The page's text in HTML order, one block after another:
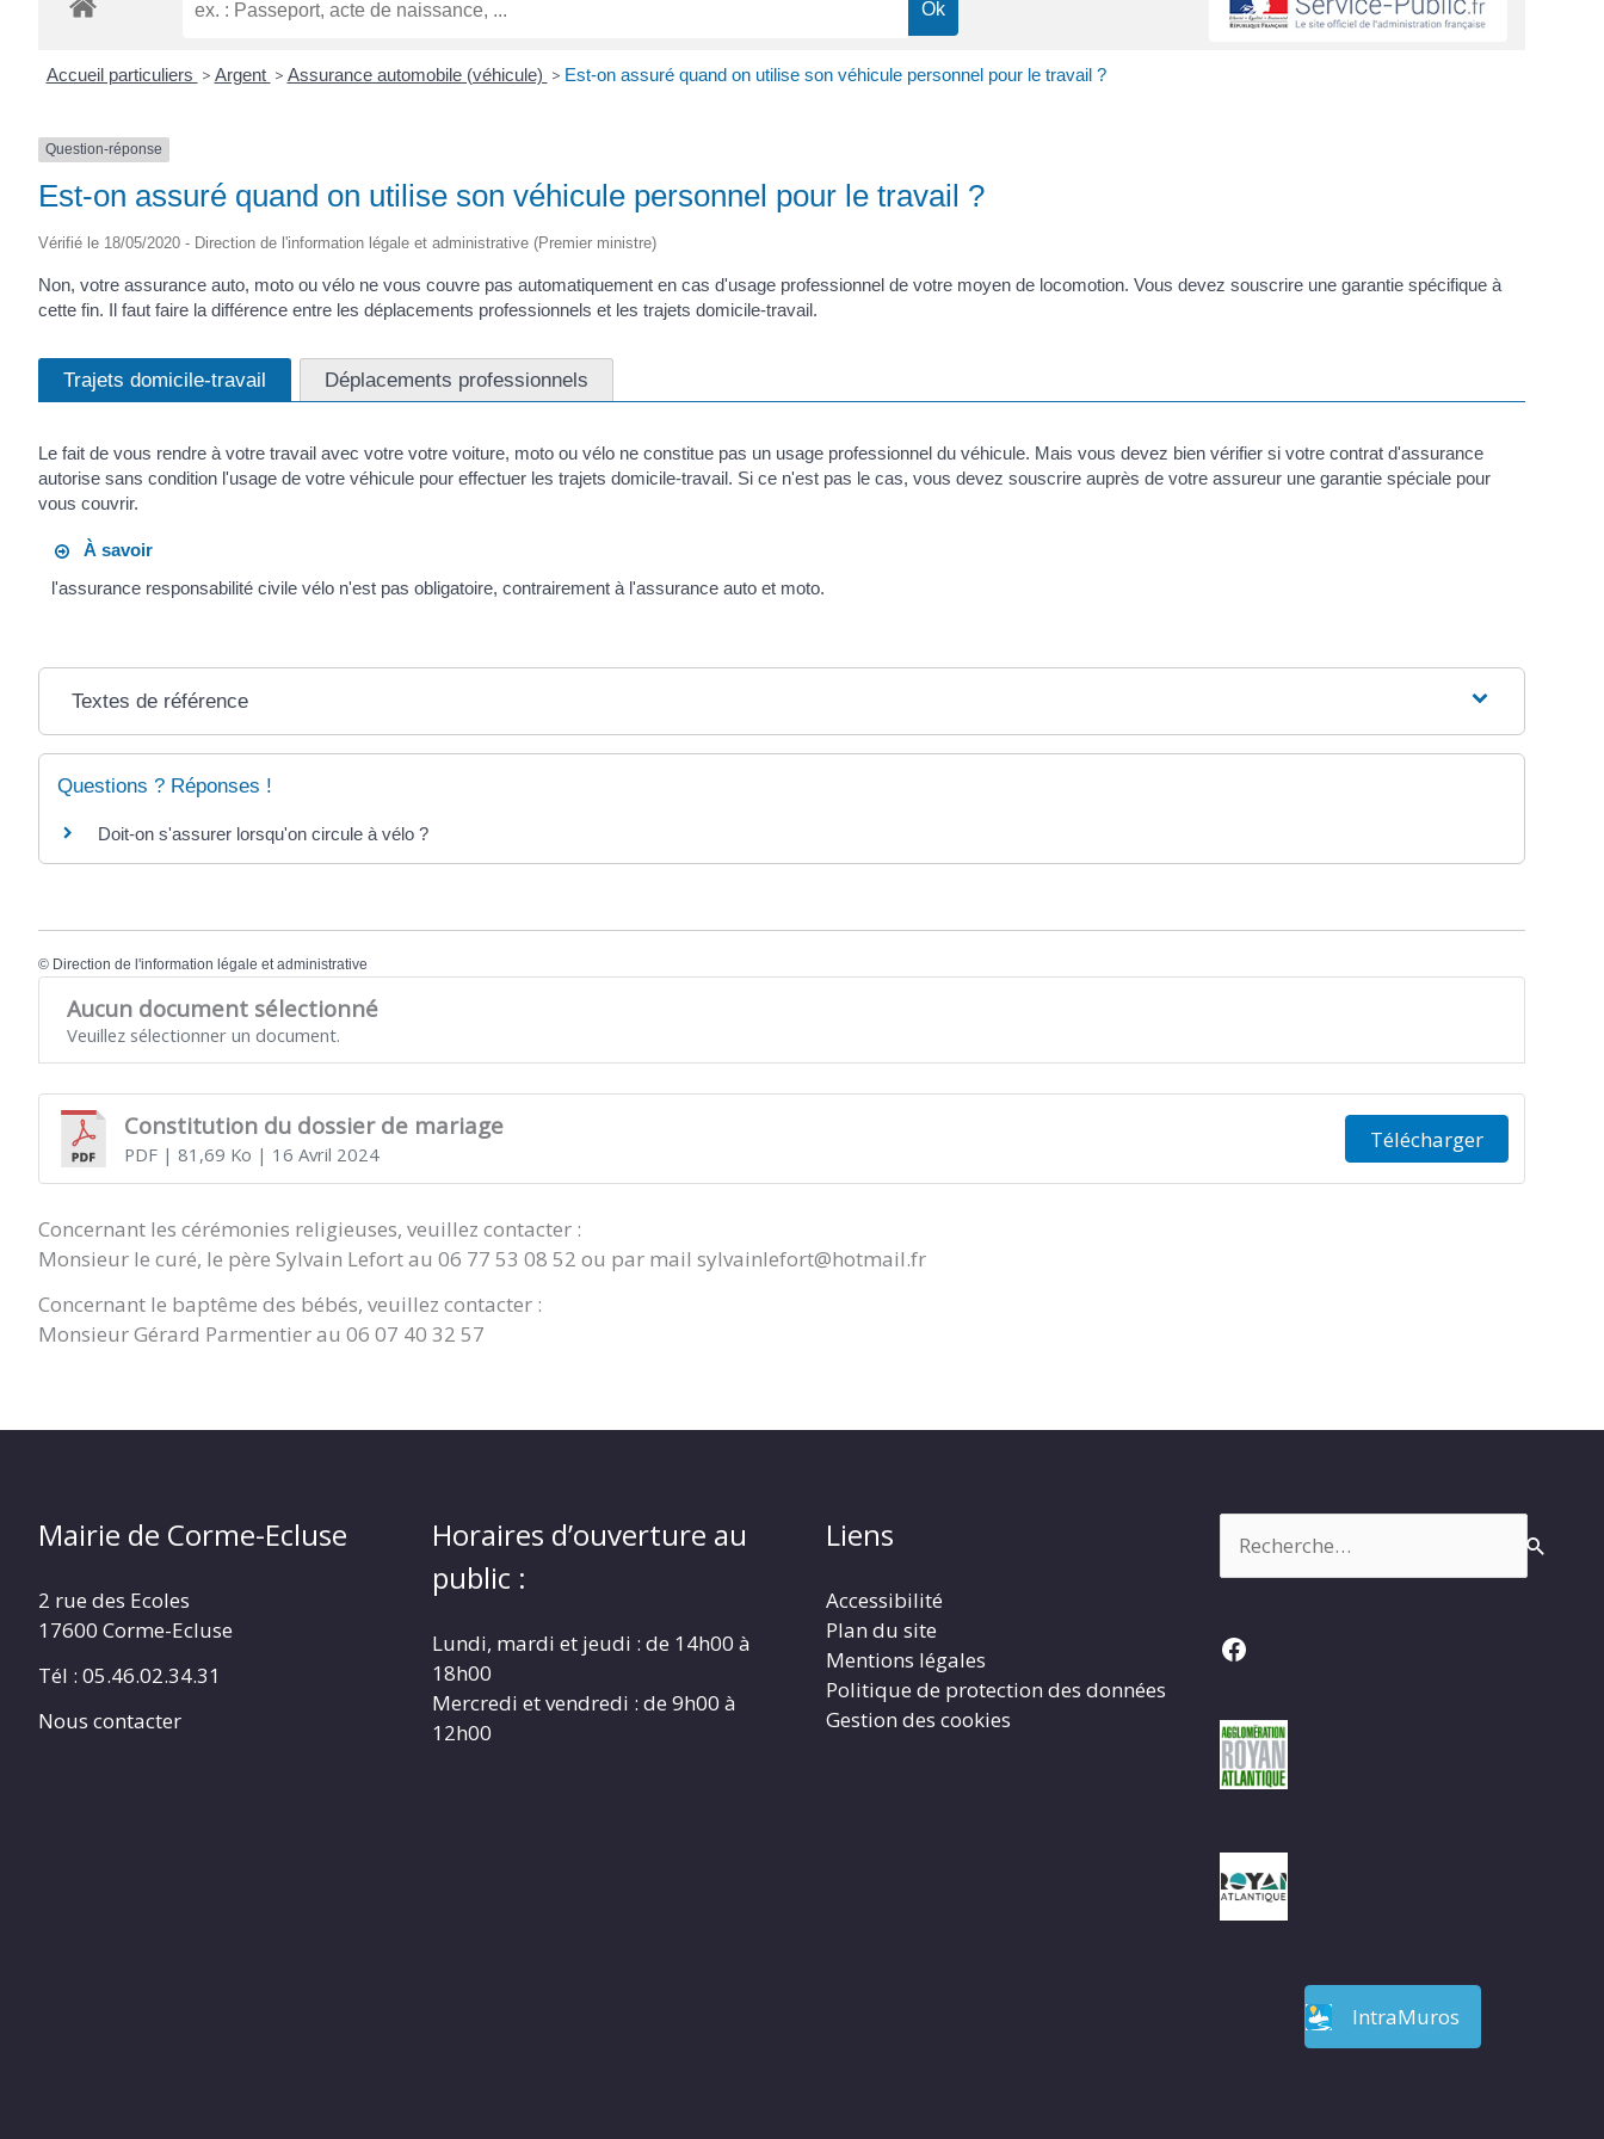
Accueil particuliers > Argent > Assurance automobile (véhicule) > Est-on assuré quand on utilise son véhicule personnel pour le travail ?
Question-réponse
Est-on assuré quand on utilise son véhicule personnel pour le travail ?
Vérifié le 18/05/2020 - Direction de l'information légale et administrative (Premier ministre)
Non, votre assurance auto, moto ou vélo ne vous couvre pas automatiquement en cas d'usage professionnel de votre moyen de locomotion. Vous devez souscrire une garantie spécifique à
cette fin. Il faut faire la différence entre les déplacements professionnels et les trajets domicile-travail.
Trajets domicile-travail Déplacements professionnels
Le fait de vous rendre à votre travail avec votre votre voiture, moto ou vélo ne constitue pas un usage professionnel du véhicule. Mais vous devez bien vérifier si votre contrat d'assurance
autorise sans condition l'usage de votre véhicule pour effectuer les trajets domicile-travail. Si ce n'est pas le cas, vous devez souscrire auprès de votre assureur une garantie spéciale pour
vous couvrir.
À savoir
l'assurance responsabilité civile vélo n'est pas obligatoire, contrairement à l'assurance auto et moto.
Textes de référence
Questions ? Réponses !
Doit-on s'assurer lorsqu'on circule à vélo ?
© Direction de l'information légale et administrative
Aucun document sélectionné
Veuillez sélectionner un document.
Constitution du dossier de mariage
PDF| 81,69 Ko | 16 Avril 2024
Télécharger
Concernant les cérémonies religieuses, veuillez contacter :
Monsieur le curé, le père Sylvain Lefort au 06 77 53 08 52 ou par mail sylvainlefort@hotmail.fr
Concernant le baptême des bébés, veuillez contacter :
Monsieur Gérard Parmentier au 06 07 40 32 57
Mairie de Corme-Ecluse
2 rue des Ecoles
17600 Corme-Ecluse
Tél : 05.46.02.34.31
Nous contacter
Horaires d’ouverture au
public :
Lundi, mardi et jeudi : de 14h00 à
18h00
Mercredi et vendredi : de 9h00 à
12h00
Liens
Accessibilité
Plan du site
Mentions légales
Politique de protection des données
Gestion des cookies
Facebook
IntraMuros